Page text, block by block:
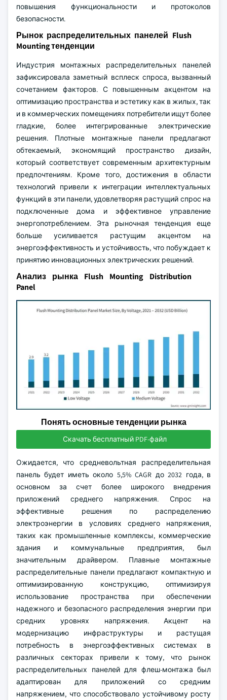
повышения функциональности и протоколов
безопасности.
Рынок распределительных панелей Flush
Mounting тенденции
Индустрия монтажных распределительных панелей
зафиксировала заметный всплеск спроса, вызванный
сочетанием факторов. С повышенным акцентом на
оптимизацию пространства и эстетику как в жилых, так
и в коммерческих помещениях потребители ищут более
гладкие, более интегрированные электрические
решения. Плотные монтажные панели предлагают
обтекаемый, экономящий пространство дизайн,
который соответствует современным архитектурным
предпочтениям. Кроме того, достижения в области
технологий привели к интеграции интеллектуальных
функций в эти панели, удовлетворяя растущий спрос на
подключенные дома и эффективное управление
энергопотреблением. Эта рыночная тенденция еще
больше усиливается растущим акцентом на
энергоэффективность и устойчивость, что побуждает к
принятию инновационных электрических решений.
Анализ рынка Flush Mounting Distribution
Panel
Понять основные тенденции рынка
Скачать бесплатный PDF-файл
Ожидается, что средневольтная распределительная
панель будет иметь около 5,5% CAGR до 2032 года, в
основном за счет более широкого внедрения
приложений среднего напряжения. Спрос на
эффективные решения по распределению
электроэнергии в условиях среднего напряжения,
таких как промышленные комплексы, коммерческие
здания и коммунальные предприятия, был
значительным драйвером. Плавные монтажные
распределительные панели предлагают компактную и
оптимизированную конструкцию, оптимизируя
использование пространства при обеспечении
надежного и безопасного распределения энергии при
средних уровнях напряжения. Акцент на
модернизацию инфраструктуры и растущая
потребность в энергоэффективных системах в
различных секторах привели к тому, что рынок
распределительных панелей для флеш-монтажа был
адаптирован для приложений со средним
напряжением, что способствовало устойчивому росту